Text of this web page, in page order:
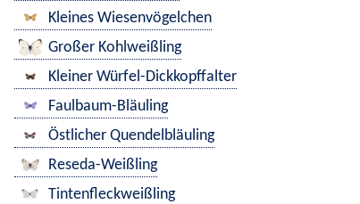
Kleines Wiesenvögelchen
Großer Kohlweißling
Kleiner Würfel-Dickkopffalter
Faulbaum-Bläuling
Östlicher Quendelbläuling
Reseda-Weißling
Tintenfleckweißling